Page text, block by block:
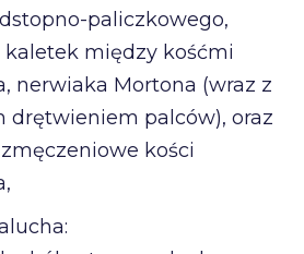
paliczkowego,
kaletek między kośćmi
nerwiaka Mortona (wraz z
drętwieniem palców), oraz
kości